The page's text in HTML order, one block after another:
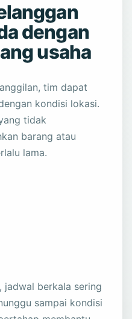
dengan
usaha
tim dapat
kondisi lokasi.
tidak
barang atau
lama.
jadwal berkala sering
sampai kondisi